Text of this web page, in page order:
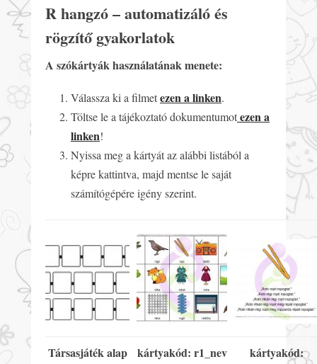
R hangzó – automatizáló és
rögzítő gyakorlatok
A szókártyák használatának menete:
Válassza ki a filmetezen a linken.
Töltse le a tájékoztató dokumentumotezen a
linken!
Nyissa meg a kártyát az alábbi listából a
képre kattintva, majd mentse le saját
számítógépére igény szerint.
Társasjáték alap kártyakód: r1_nev
kártyakód: